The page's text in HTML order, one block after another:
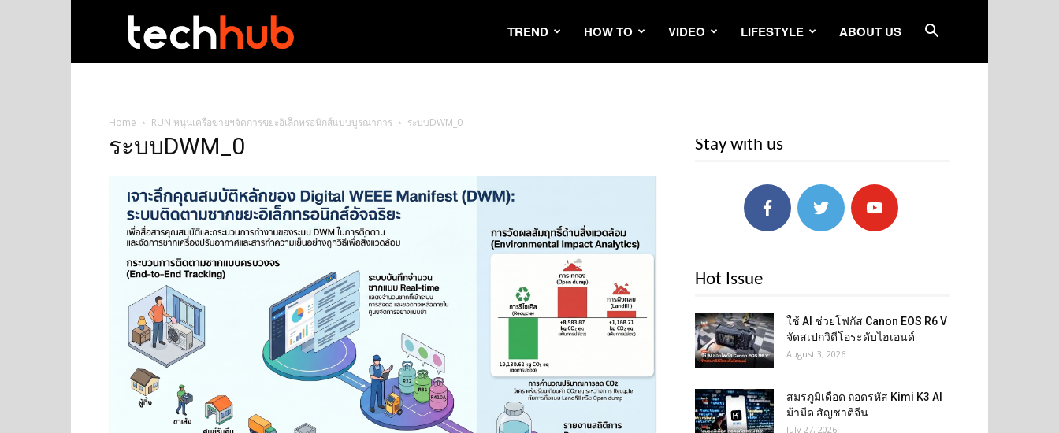
TREND HOW TO VIDEO LIFESTYLE ABOUT US
Home RUN หนุนเครือข่ายฯจัดการขยะอิเล็กทรอนิกส์แบบบูรณาการ ระบบDWM_0
ระบบDWM_0 Stay with us
Hot Issue
ใช้ AI ช่วยโฟกัส Canon EOS R6 V
จัดสเปกวิดีโอระดับไฮเอนด์
August 3, 2026
สมรภูมิเดือด ถอดรหัส Kimi K3 AI
ม้ามืด สัญชาติจีน
July 27, 2026